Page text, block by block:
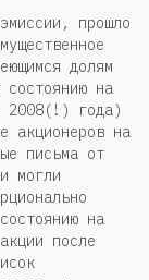
прошло
долям
на
2008(!) года)
акционеров на
письма от
могли
на
после